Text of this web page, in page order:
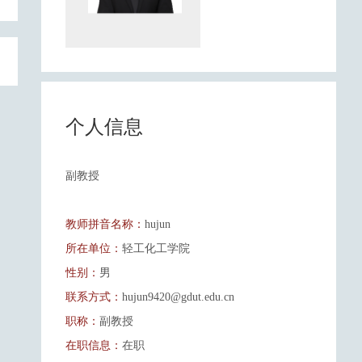
个人信息
副教授
教师拼音名称： hujun
所在单位： 轻工化工学院
性别： 男
联系方式： hujun9420@gdut.edu.cn
职称： 副教授
在职信息： 在职